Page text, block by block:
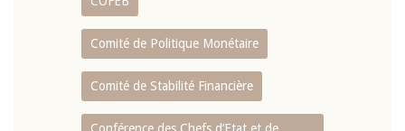
Comité de Politique Monétaire
Comité de Stabilité Financière